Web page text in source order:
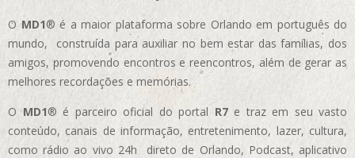
O MD1® é a maior plataforma sobre Orlando em português do
mundo, construída para auxiliar no bem estar das famílias, dos
amigos, promovendo encontros e reencontros, além de gerar as
melhores recordações e memórias.
OMD1® é parceiro oficial do portal R7e traz em seu vasto
conteúdo, canais de informação, entretenimento, lazer, cultura,
como rádio ao vivo 24h direto de Orlando, Podcast, aplicativo